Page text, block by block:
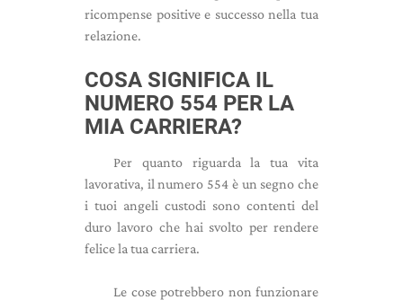
ricompense positive e successo nella tua
relazione.
COSA SIGNIFICA IL
NUMERO 554 PER LA
MIA CARRIERA?
Per quanto riguarda la tua vita
lavorativa, il numero 554 è un segno che
i tuoi angeli custodi sono contenti del
duro lavoro che hai svolto per rendere
felice la tua carriera.
Le cose potrebbero non funzionare